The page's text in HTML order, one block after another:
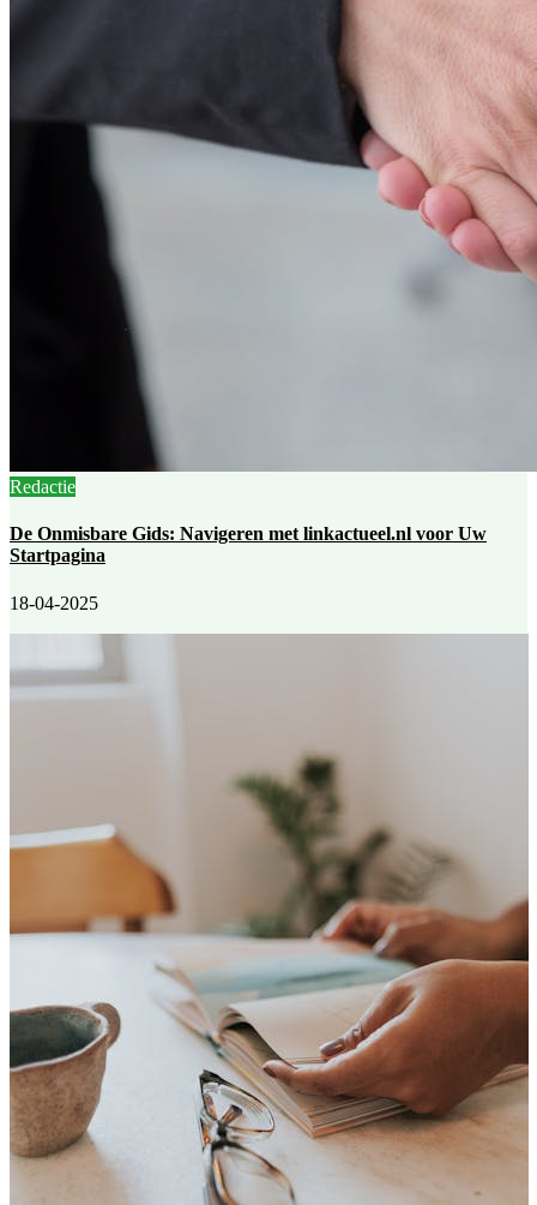
Redactie
De Onmisbare Gids: Navigeren met linkactueel.nl voor Uw
Startpagina
18-04-2025